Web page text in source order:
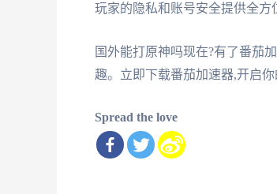
玩家的隐私和账号安全提供全方
国外能打原神吗现在?有了番茄
趣。立即下载番茄加速器,开启
Spread the love